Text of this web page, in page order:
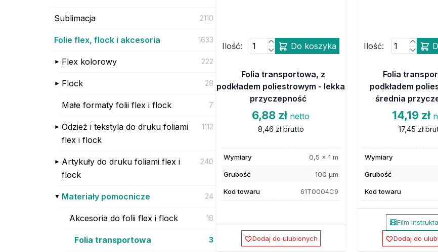
Sublimacja 2110
Folie flex, flock i akcesoria 1633
Flex kolorowy 222
Flock 28
Małe formaty folii flex i flock 7
Odzież i tekstyla do druku foliami
flex i flock
1112
Artykuły do druku foliami flex i
flock
240
Materiały pomocnicze 24
Akcesoria do folii flex i flock 18
Folia transportowa 3
Ilość: Do koszyka
Folia transportowa, z
podkładem poliestrowym - lekka
przyczepność
6,88 zł netto
8,46 zł brutto
Wymiary 0,5 x 1 m
Grubość 100 µm
Kod towaru 61T0004C9
Dodaj do ulubionych
Ilość:
Folia
podkładem
średnia
14,19 zł
17,45 zł
Wymiary
Grubość
Kod towaru
Film
Dodaj do